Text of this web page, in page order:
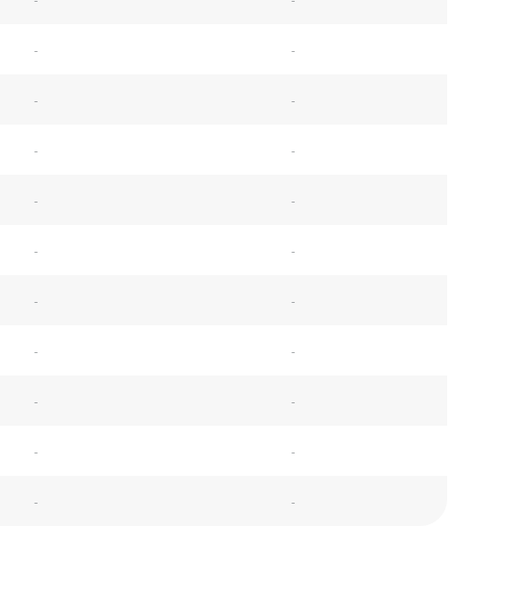
- -
- -
- -
- -
- -
- -
- -
- -
- -
- -